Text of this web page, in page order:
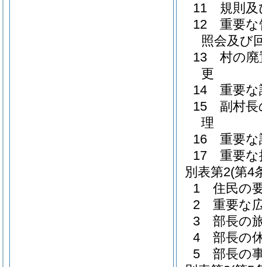
11 規則及
12 重要な
照会及び
13 村の廃
更
14 重要な
15 副村長
理
16 重要な
17 重要な
別表第2(第4
1 住民の
2 重要な
3 部長の
4 部長の
5 部長の